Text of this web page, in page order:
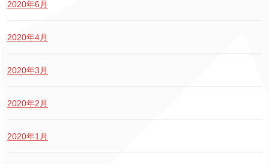
2020年6月
2020年4月
2020年3月
2020年2月
2020年1月